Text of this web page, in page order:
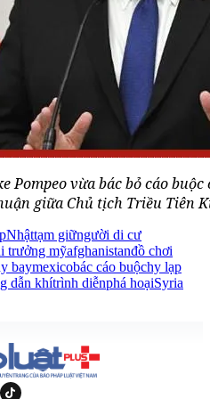
Pompeo vừa bác bỏ cáo
giữa Chủ tịch Triều Tiên
Nhậttạm giữngười di cư
trưởng mỹafghanistanđồ chơi
baymexicobác cáo buộchy lạp
dẫn khítrình diễnphá hoạiSyria